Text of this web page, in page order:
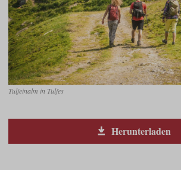
Tulfeinalm in Tulfes
Herunterladen